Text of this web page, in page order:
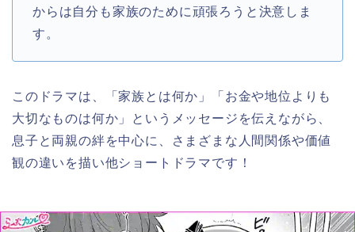
からは自分も家族のために頑張ろうと決意しま
す。
このドラマは、「家族とは何か」「お金や地位よりも
大切なものは何か」というメッセージを伝えながら、
息子と両親の絆を中心に、さまざまな人間関係や価値
観の違いを描い他ショートドラマです！